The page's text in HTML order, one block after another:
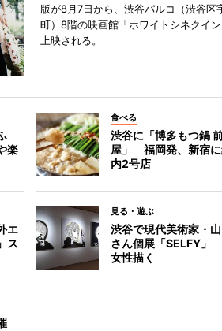
版が8月7日から、渋谷パルコ（渋谷区
町）8階の映画館「ホワイトシネクイ
上映される。
楽
食べる
渋谷に「博多もつ鍋
屋」 福岡発、新宿
内2号店
エ
ス
見る・遊ぶ
渋谷で現代美術家・
さん個展「SELFY」
女性描く